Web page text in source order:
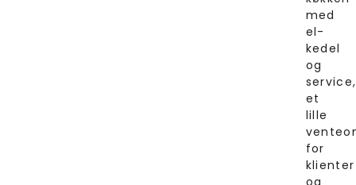
med
el-
kedel
og
service,
et
lille
for
klienter
og